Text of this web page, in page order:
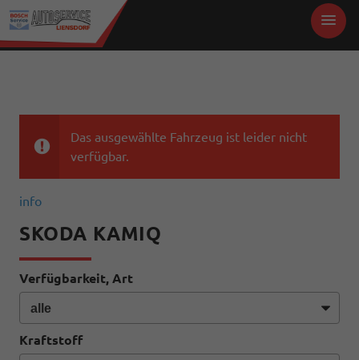
Das ausgewählte Fahrzeug ist leider nicht
verfügbar.
info
SKODA KAMIQ
Verfügbarkeit, Art
Kraftstoff